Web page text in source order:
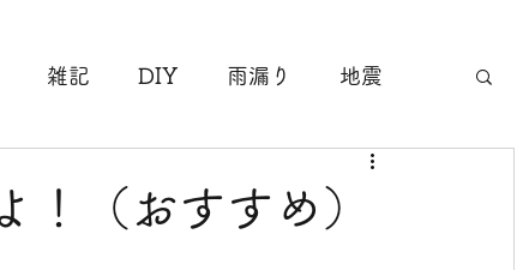
雑記 DIY 雨漏り 地震
！（おすすめ）